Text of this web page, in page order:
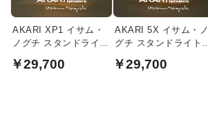
AKARI XP1 イサム・
ノグチ スタンドライト
￥29,700
AKARI 5X イサム・ノ
グチ スタンドライト
￥29,700